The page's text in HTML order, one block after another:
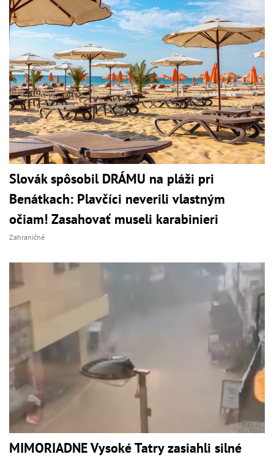
Slovák spôsobil DRÁMU na pláži pri
Benátkach: Plavčíci neverili vlastným
očiam! Zasahovať museli karabinieri
Zahraničné
MIMORIADNE Vysoké Tatry zasiahli silné